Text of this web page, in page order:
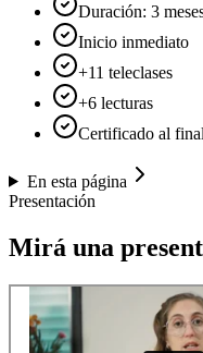
Duración: 3
Inicio inmediato
+11 teleclases
+6 lecturas
Certificado al
En esta página
Presentación
Mirá una